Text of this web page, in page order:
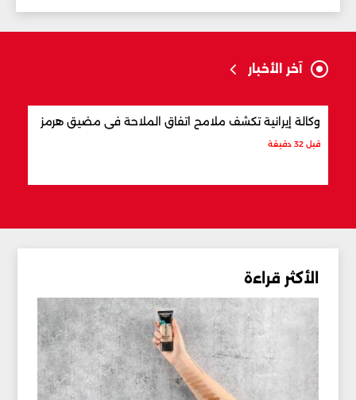
آخر الأخبار
وكالة إيرانية تكشف ملامح اتفاق الملاحة في مضيق هرمز
قبل 32 دقيقة
الأكثر قراءة